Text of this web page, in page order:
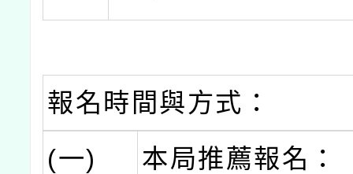
報名時間與方式：
(一)
本局推薦報名：